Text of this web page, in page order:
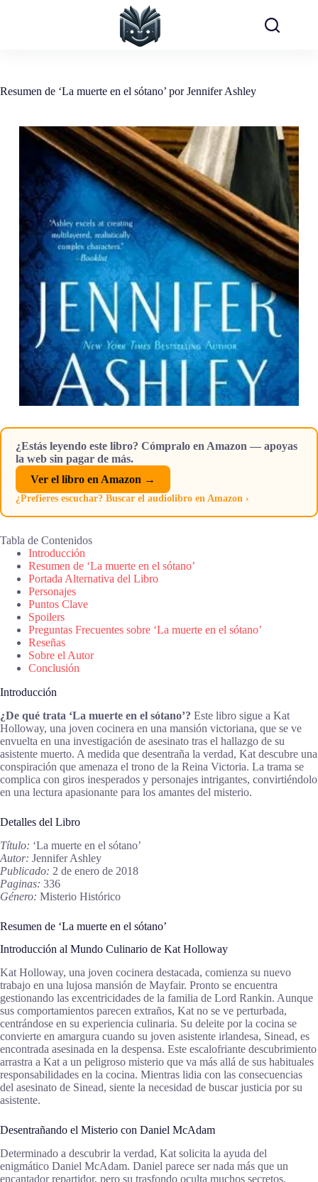
Resumen de ‘La muerte en el sótano’ por Jennifer Ashley
¿Estás leyendo este libro? Cómpralo en Amazon — apoyas
la web sin pagar de más.
Ver el libro en Amazon →
¿Prefieres escuchar? Buscar el audiolibro en Amazon ›
Tabla de Contenidos
Introducción
Resumen de ‘La muerte en el sótano’
Portada Alternativa del Libro
Personajes
Puntos Clave
Spoilers
Preguntas Frecuentes sobre ‘La muerte en el sótano’
Reseñas
Sobre el Autor
Conclusión
Introducción
¿De qué trata ‘La muerte en el sótano’? Este libro sigue a Kat
Holloway, una joven cocinera en una mansión victoriana, que se ve
envuelta en una investigación de asesinato tras el hallazgo de su
asistente muerto. A medida que desentraña la verdad, Kat descubre una
conspiración que amenaza el trono de la Reina Victoria. La trama se
complica con giros inesperados y personajes intrigantes, convirtiéndolo
en una lectura apasionante para los amantes del misterio.
Detalles del Libro
Título: ‘La muerte en el sótano’
Autor: Jennifer Ashley
Publicado: 2 de enero de 2018
Paginas: 336
Género: Misterio Histórico
Resumen de ‘La muerte en el sótano’
Introducción al Mundo Culinario de Kat Holloway
Kat Holloway, una joven cocinera destacada, comienza su nuevo
trabajo en una lujosa mansión de Mayfair. Pronto se encuentra
gestionando las excentricidades de la familia de Lord Rankin. Aunque
sus comportamientos parecen extraños, Kat no se ve perturbada,
centrándose en su experiencia culinaria. Su deleite por la cocina se
convierte en amargura cuando su joven asistente irlandesa, Sinead, es
encontrada asesinada en la despensa. Este escalofriante descubrimiento
arrastra a Kat a un peligroso misterio que va más allá de sus habituales
responsabilidades en la cocina. Mientras lidia con las consecuencias
del asesinato de Sinead, siente la necesidad de buscar justicia por su
asistente.
Desentrañando el Misterio con Daniel McAdam
Determinado a descubrir la verdad, Kat solicita la ayuda del
enigmático Daniel McAdam. Daniel parece ser nada más que un
encantador repartidor, pero su trasfondo oculta muchos secretos.